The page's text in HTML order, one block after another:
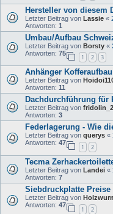
Hersteller von diesem
Letzter Beitrag von Lassie «
Antworten: 1
Umbau/Aufbau
Letzter Beitrag von Borsty «
Antworten: 75
1 2 3
Anhänger
Letzter Beitrag von
Antworten: 11
Dachdurchführung für
Letzter Beitrag von
Antworten: 3
Federlagerung - Wie
Letzter Beitrag von querys «
Antworten: 47
1 2
Tecma
Letzter Beitrag von Landei «
Antworten: 7
Siebdruckplatte Preise
Letzter Beitrag von
Antworten: 47
1 2